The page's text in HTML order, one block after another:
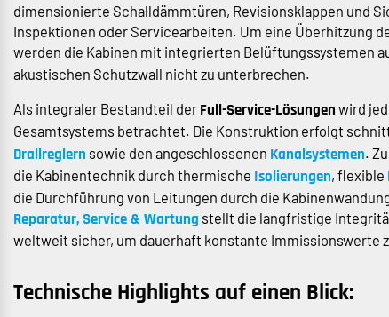
dimensionierte Schalldämmtüren, Revisionsklappen und
Inspektionen oder Servicearbeiten. Um eine Überhitzung
werden die Kabinen mit integrierten Belüftungssystemen
akustischen Schutzwall nicht zu unterbrechen.
Als integraler Bestandteil der Full-Service-Lösungen wird
Gesamtsystems betrachtet. Die Konstruktion erfolgt
Drallreglern sowie den angeschlossenen Kanalsystemen.
die Kabinentechnik durch thermische Isolierungen, flexible
die Durchführung von Leitungen durch die
Reparatur, Service & Wartung stellt die langfristige
weltweit sicher, um dauerhaft konstante Immissionswerte
Technische Highlights auf einen Blick: